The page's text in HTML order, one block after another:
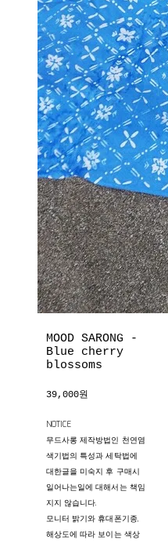
MOOD SARONG -
Blue cherry
blossoms
39,000원
NOTICE
무드사롱 제작방법인 천연염
색기법의 특성과 세탁법에
대한글을 미숙지 후 구매시
일어나는일에 대해서는 책임
지지 않습니다.
모니터 밝기와 휴대폰기종,
해상도에 따라 보이는 색상